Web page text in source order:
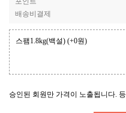
배송비결제
스팸1.8kg(백설) (+0원)
승인된 회원만 가격이 노출됩니다.